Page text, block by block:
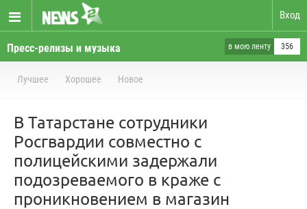
Вход
Пресс-релизы и музыка в мою ленту 356
Лучшее Хорошее Новое
В Татарстане сотрудники
Росгвардии совместно с
полицейскими задержали
подозреваемого в краже с
проникновением в магазин